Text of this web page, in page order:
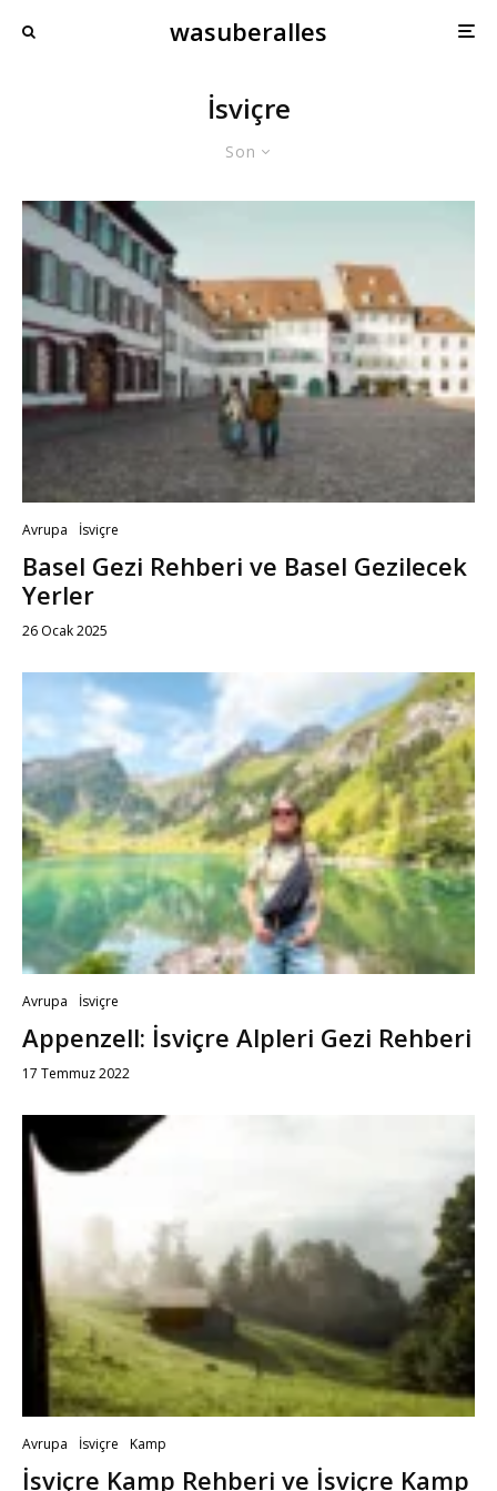
wasuberalles
İsviçre
Son
Avrupa İsviçre
Basel Gezi Rehberi ve Basel Gezilecek
Yerler
26 Ocak 2025
Avrupa İsviçre
Appenzell: İsviçre Alpleri Gezi Rehberi
17 Temmuz 2022
Avrupa İsviçre Kamp
İsviçre Kamp Rehberi ve İsviçre Kamp